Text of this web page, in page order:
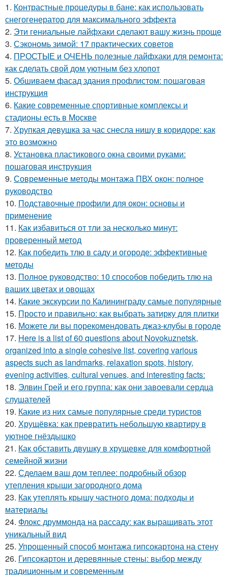
1. Контрастные процедуры в бане: как использовать
снегогенератор для максимального эффекта
2. Эти гениальные лайфхаки сделают вашу жизнь проще
3. Сэкономь зимой: 17 практических советов
4. ПРОСТЫЕ и ОЧЕНЬ полезные лайфхаки для ремонта:
как сделать свой дом уютным без хлопот
5. Обшиваем фасад здания профлистом: пошаговая
инструкция
6. Какие современные спортивные комплексы и
стадионы есть в Москве
7. Хрупкая девушка за час снесла нишу в коридоре: как
это возможно
8. Установка пластикового окна своими руками:
пошаговая инструкция
9. Современные методы монтажа ПВХ окон: полное
руководство
10. Подставочные профили для окон: основы и
применение
11. Как избавиться от тли за несколько минут:
проверенный метод
12. Как победить тлю в саду и огороде: эффективные
методы
13. Полное руководство: 10 способов победить тлю на
ваших цветах и овощах
14. Какие экскурсии по Калининграду самые популярные
15. Просто и правильно: как выбрать затирку для плитки
16. Можете ли вы порекомендовать джаз-клубы в городе
17. Here is a list of 60 questions about Novokuznetsk,
organized into a single cohesive list, covering various
aspects such as landmarks, relaxation spots, history,
evening activities, cultural venues, and interesting facts:
18. Элвин Грей и его группа: как они завоевали сердца
слушателей
19. Какие из них самые популярные среди туристов
20. Хрущёвка: как превратить небольшую квартиру в
уютное гнёздышко
21. Как обставить двушку в хрущевке для комфортной
семейной жизни
22. Сделаем ваш дом теплее: подробный обзор
утепления крыши загородного дома
23. Как утеплять крышу частного дома: подходы и
материалы
24. Флокс друммонда на рассаду: как выращивать этот
уникальный вид
25. Упрощенный способ монтажа гипсокартона на стену
26. Гипсокартон и деревянные стены: выбор между
традиционным и современным